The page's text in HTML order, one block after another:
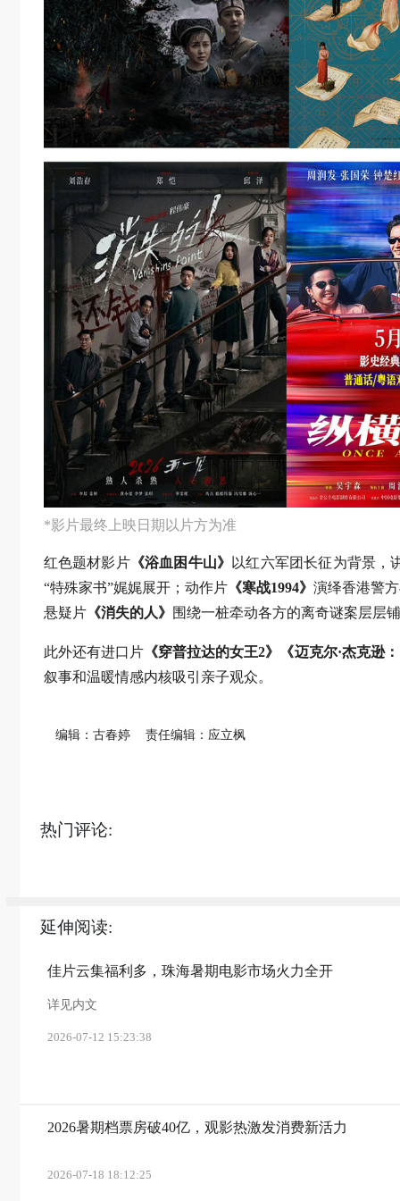
*影片最终上映日期以片方为准
红色题材影片《浴血困牛山》
以红六军团长征为背景，
“特殊家书”娓娓展开；动作片《寒战1994》 演绎香港警
悬疑片《消失的人》 围绕一桩牵动各方的离奇谜案层层
此外还有进口片 《穿普拉达的女王2》《迈克尔·杰克逊
叙事和温暖情感内核吸引亲子观众。
编辑：古春婷 责任编辑：应立枫
热门评论:
延伸阅读:
佳片云集福利多，珠海暑期电影市场火力全开
详见内文
2026-07-12 15:23:38
2026暑期档票房破40亿，观影热激发消费新活力
2026-07-18 18:12:25